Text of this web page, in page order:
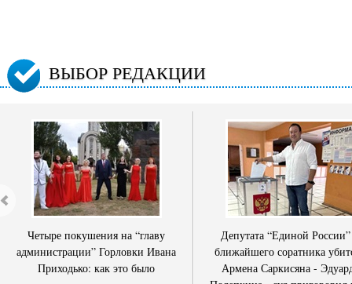
ВЫБОР РЕДАКЦИИ
Четыре покушения на “главу
администрации” Горловки Ивана
Приходько: как это было
Депутата “Единой
ближайшего соратника
Армена Саркисяна -